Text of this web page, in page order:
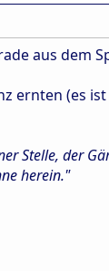
aus dem
ernten (es
Stelle, der
herein."